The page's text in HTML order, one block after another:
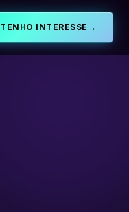
TENHO INTERESSE →